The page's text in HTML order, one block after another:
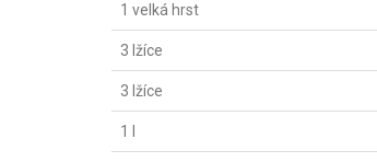
1 velká hrst
3 lžíce
3 lžíce
1 l